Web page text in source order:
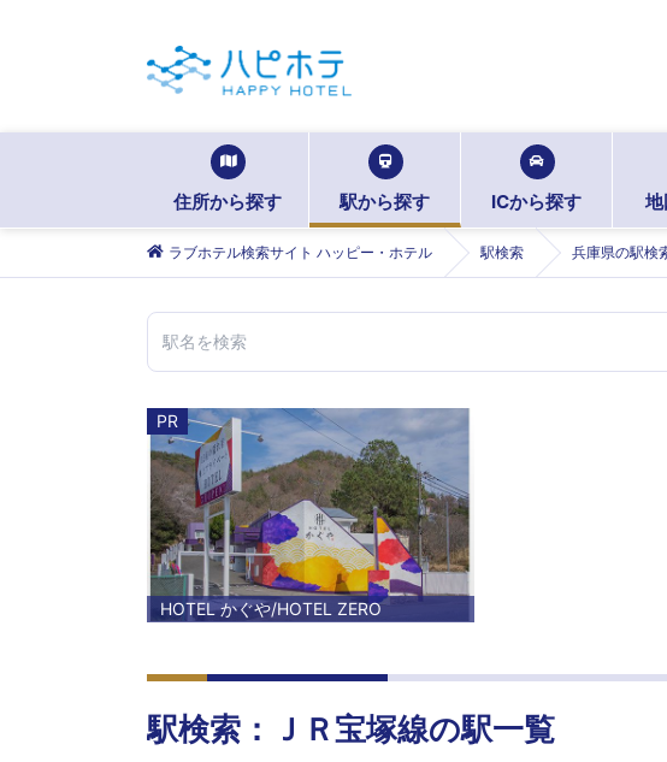
住所から探す 駅から探す ICから探す
ラブホテル検索サイト ハッピー・ホテル 駅検索 兵庫県の駅検
PR
HOTEL かぐや/HOTEL ZERO
駅検索： ＪＲ宝塚線の駅一覧